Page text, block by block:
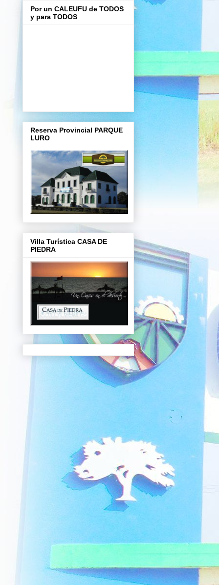
Por un CALEUFU de TODOS
y para TODOS
Reserva Provincial PARQUE
LURO
Villa Turística CASA DE
PIEDRA